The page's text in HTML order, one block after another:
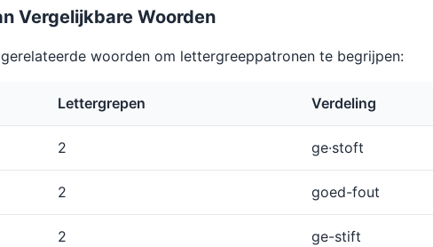
Vergelijkbare Woorden
woorden om lettergreeppatronen te begrijpen:
Lettergrepen Verdeling
2 ge·stoft
2 goed-fout
2 ge-stift